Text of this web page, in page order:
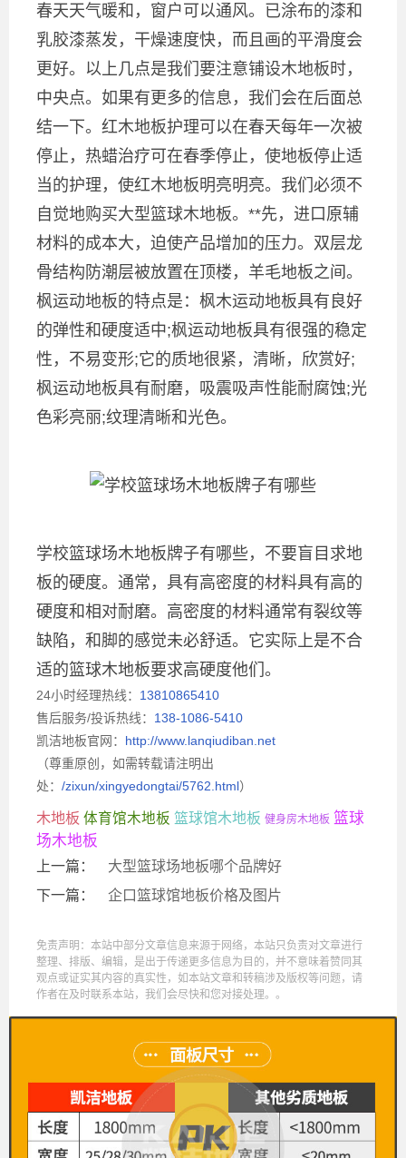
春天天气暖和，窗户可以通风。已涂布的漆和
乳胶漆蒸发，干燥速度快，而且画的平滑度会
更好。以上几点是我们要注意铺设木地板时，
中央点。如果有更多的信息，我们会在后面总
结一下。红木地板护理可以在春天每年一次被
停止，热蜡治疗可在春季停止，使地板停止适
当的护理，使红木地板明亮明亮。我们必须不
自觉地购买大型篮球木地板。**先，进口原辅
材料的成本大，迫使产品增加的压力。双层龙
骨结构防潮层被放置在顶楼，羊毛地板之间。
枫运动地板的特点是：枫木运动地板具有良好
的弹性和硬度适中;枫运动地板具有很强的稳定
性，不易变形;它的质地很紧，清晰，欣赏好;
枫运动地板具有耐磨，吸震吸声性能耐腐蚀;光
色彩亮丽;纹理清晰和光色。
学校篮球场木地板牌子有哪些，不要盲目求地
板的硬度。通常，具有高密度的材料具有高的
硬度和相对耐磨。高密度的材料通常有裂纹等
缺陷，和脚的感觉未必舒适。它实际上是不合
适的篮球木地板要求高硬度他们。
24小时经理热线： 13810865410
售后服务/投诉热线： 138-1086-5410
凯洁地板官网： http://www.lanqiudiban.net
（尊重原创，如需转载请注明出
处： /zixun/xingyedongtai/5762.html）
木地板 体育馆木地板 篮球馆木地板 健身房木地板 篮球
场木地板
上一篇：
大型篮球场地板哪个品牌好
下一篇：
企口篮球馆地板价格及图片
免责声明：本站中部分文章信息来源于网络，本站只负责对文章进行
整理、排版、编辑，是出于传递更多信息为目的，并不意味着赞同其
观点或证实其内容的真实性，如本站文章和转稿涉及版权等问题，请
作者在及时联系本站，我们会尽快和您对接处理。。